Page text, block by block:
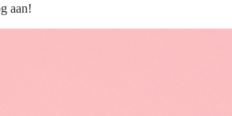
aan!